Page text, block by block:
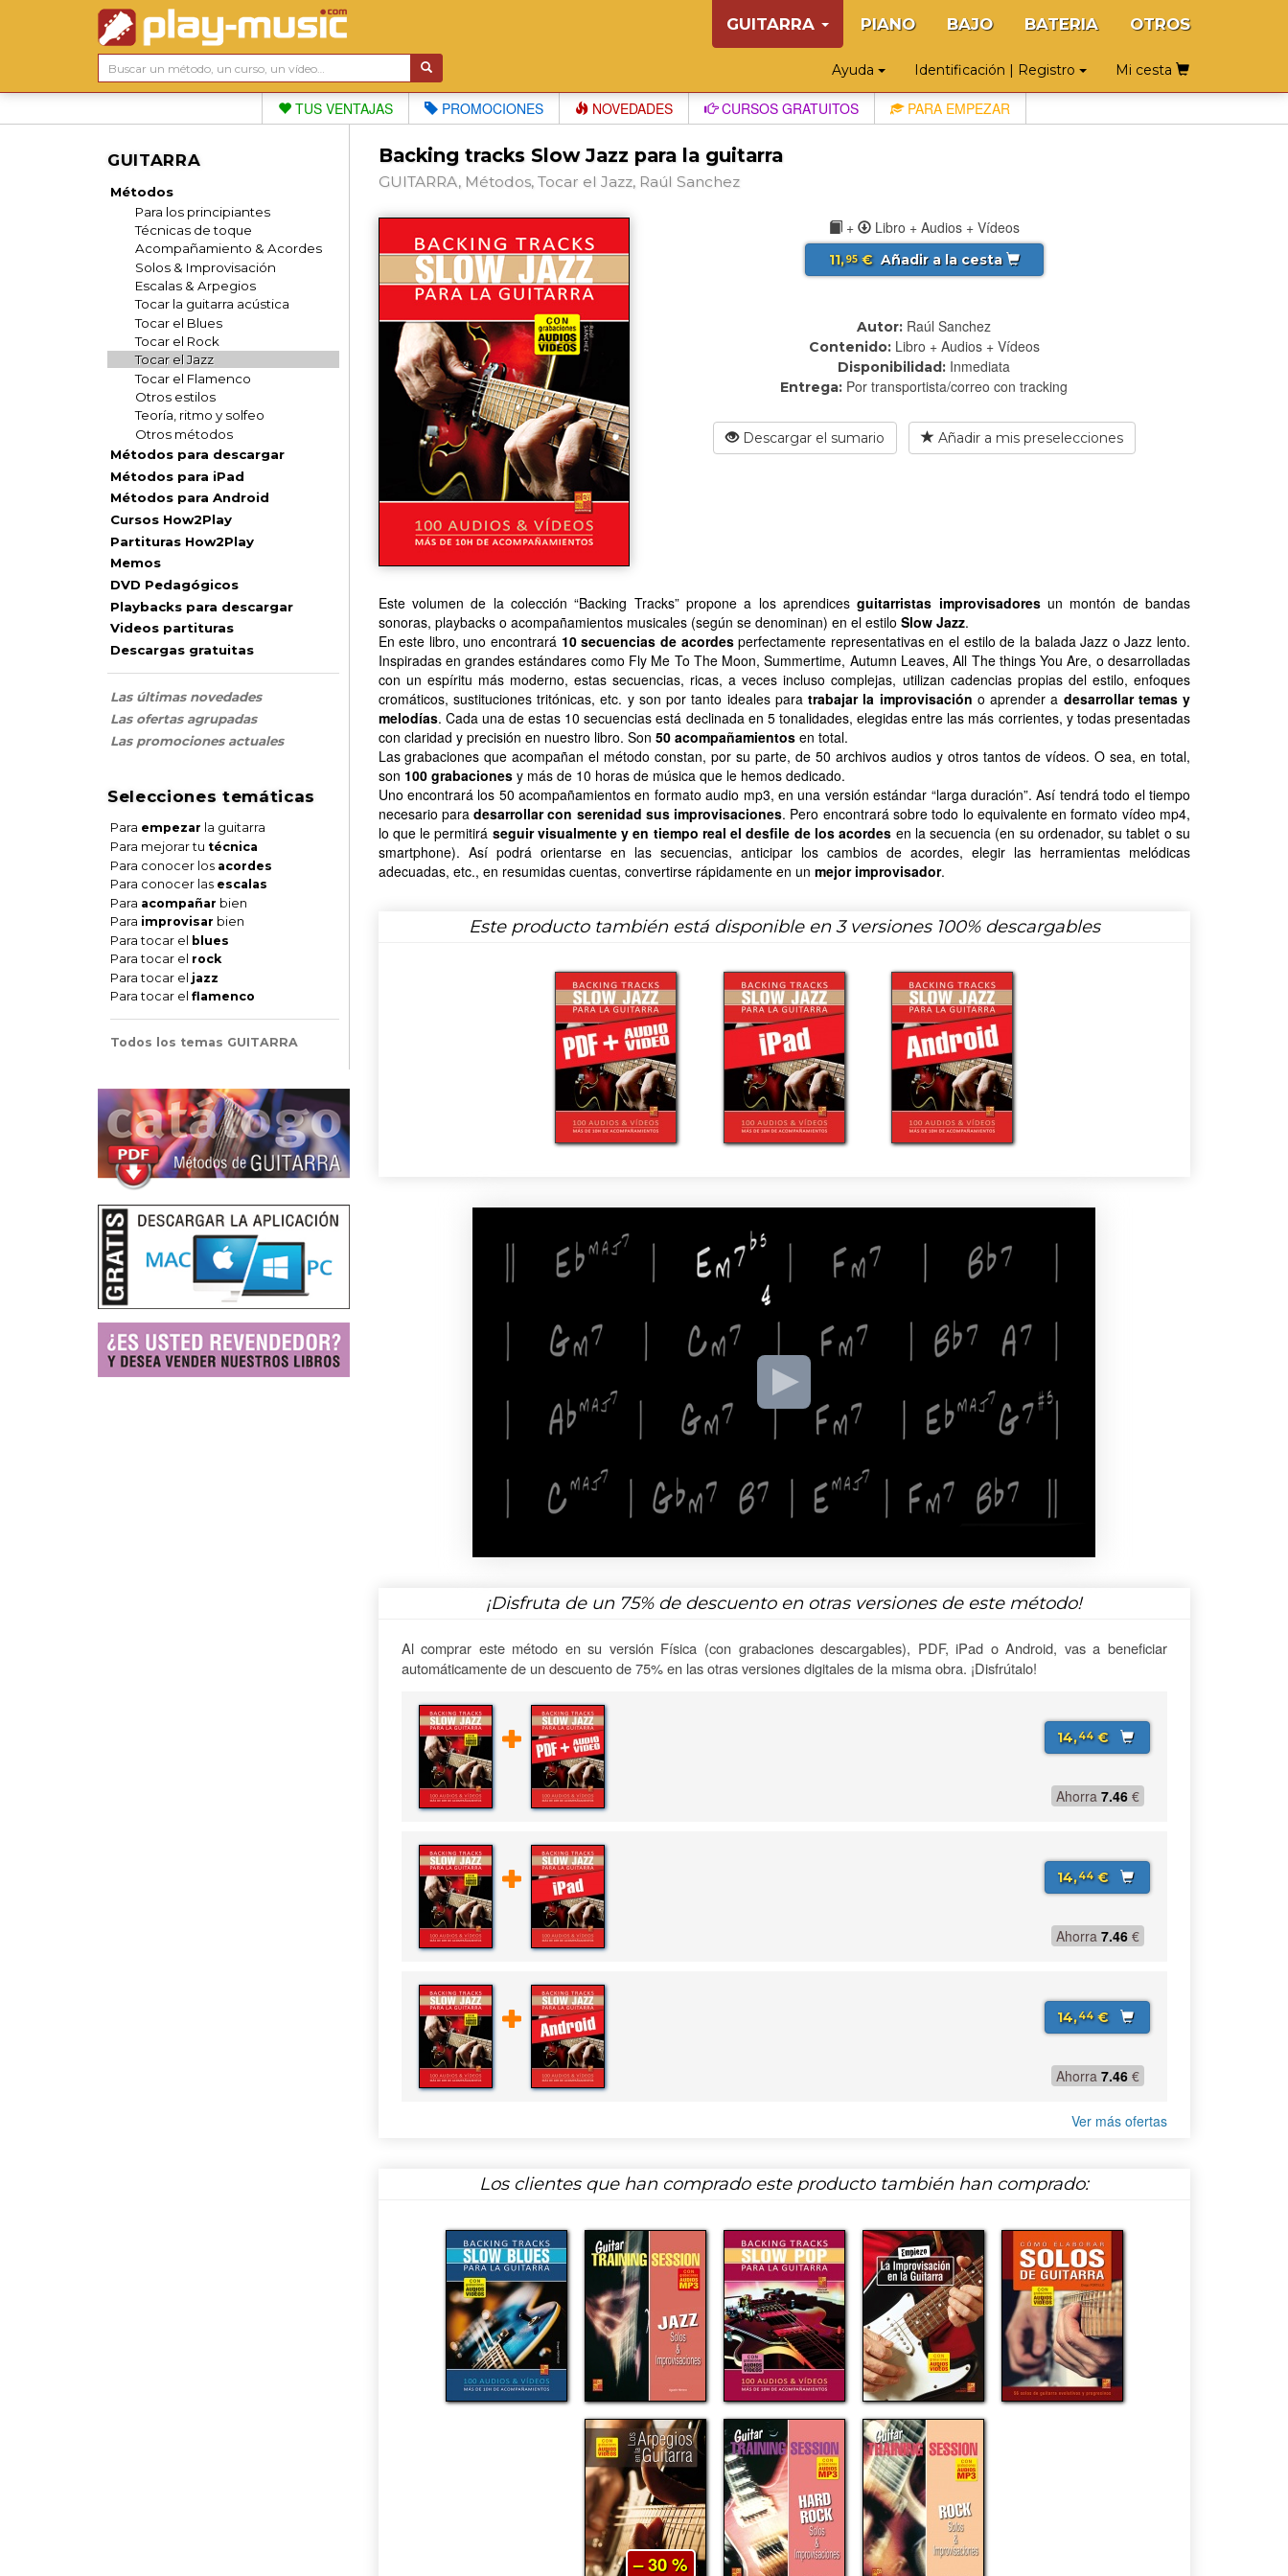
GUITARRA PIANO BAJO BATERIA OTROS
Ayuda Identificación | Registro Mi cesta
TUS VENTAJAS PROMOCIONES NOVEDADES CURSOS GRATUITOS PARA EMPEZAR
GUITARRA
Métodos
Para los principiantes
Técnicas de toque
Acompañamiento & Acordes
Solos & Improvisación
Escalas & Arpegios
Tocar la guitarra acústica
Tocar el Blues
Tocar el Rock
Tocar el Jazz
Tocar el Flamenco
Otros estilos
Teoría, ritmo y solfeo
Otros métodos
Métodos para descargar
Métodos para iPad
Métodos para Android
Cursos How2Play
Partituras How2Play
Memos
DVD Pedagógicos
Playbacks para descargar
Videos partituras
Descargas gratuitas
Las últimas novedades
Las ofertas agrupadas
Las promociones actuales
Selecciones temáticas
Para empezar la guitarra
Para mejorar tu técnica
Para conocer los acordes
Para conocer las escalas
Para acompañar bien
Para improvisar bien
Para tocar el blues
Para tocar el rock
Para tocar el jazz
Para tocar el flamenco
Todos los temas GUITARRA
Backing tracks Slow Jazz para la guitarra
GUITARRA, Métodos, Tocar el Jazz, Raúl Sanchez
+ Libro + Audios + Vídeos
11,95€ Añadir a la cesta
Autor: Raúl Sanchez
Contenido: Libro + Audios + Vídeos
Disponibilidad: Inmediata
Entrega: Por transportista/correo con tracking
Descargar el sumario Añadir a mis preselecciones
Este volumen de la colección “Backing Tracks” propone a los aprendicesguitarristas improvisadoresun montón de bandas
sonoras, playbacks o acompañamientos musicales (según se denominan) en el estilo Slow Jazz.
En este libro, uno encontrará 10 secuencias de acordesperfectamente representativas en el estilo de la balada Jazz o Jazz lento.
Inspiradas en grandes estándares como Fly Me To The Moon, Summertime, Autumn Leaves, All The things You Are, o desarrolladas
con un espíritu más moderno, estas secuencias, ricas, a veces incluso complejas, utilizan cadencias propias del estilo, enfoques
cromáticos, sustituciones tritónicas, etc. y son por tanto ideales para trabajar la improvisación o aprender a desarrollar temas y
melodías. Cada una de estas 10 secuencias está declinada en 5 tonalidades, elegidas entre las más corrientes, y todas presentadas
con claridad y precisión en nuestro libro. Son 50 acompañamientosen total.
Las grabaciones que acompañan el método constan, por su parte, de 50 archivos audios y otros tantos de vídeos. O sea, en total,
son 100 grabacionesy más de 10 horas de música que le hemos dedicado.
Uno encontrará los 50 acompañamientos en formato audio mp3, en una versión estándar “larga duración”. Así tendrá todo el tiempo
necesario paradesarrollar con serenidad sus improvisaciones. Pero encontrará sobre todo lo equivalente en formato vídeo mp4,
lo que le permitirá seguir visualmente y en tiempo real el desfile de los acordes en la secuencia (en su ordenador, su tablet o su
smartphone). Así podrá orientarse en las secuencias, anticipar los cambios de acordes, elegir las herramientas melódicas
adecuadas, etc., en resumidas cuentas, convertirse rápidamente en un mejor improvisador.
Este producto también está disponible en 3 versiones 100% descargables
¡Disfruta de un 75%de descuento en otras versiones de este método!
Al comprar este método en su versión Física (con grabaciones descargables), PDF, iPad o Android, vas a beneficiar
automáticamente de un descuento de 75% en las otras versiones digitales de la misma obra. ¡Disfrútalo!
14,44€
Ahorra 7.46€
14,44€
Ahorra 7.46€
14,44€
Ahorra 7.46€
Ver más ofertas
Los clientes que han comprado este producto también han comprado:
– 30 %